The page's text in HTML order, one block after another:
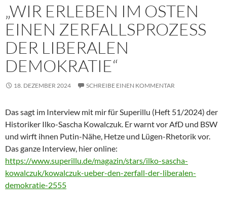
„WIR ERLEBEN IM OSTEN
EINEN ZERFALLSPROZESS
DER LIBERALEN
DEMOKRATIE“
18. DEZEMBER 2024 SCHREIBE EINEN KOMMENTAR
Das sagt im Interview mit mir für Superillu (Heft 51/2024) der
Historiker Ilko-Sascha Kowalczuk. Er warnt vor AfD und BSW
und wirft ihnen Putin-Nähe, Hetze und Lügen-Rhetorik vor.
Das ganze Interview, hier online:
https://www.superillu.de/magazin/stars/ilko-sascha-
kowalczuk/kowalczuk-ueber-den-zerfall-der-liberalen-
demokratie-2555